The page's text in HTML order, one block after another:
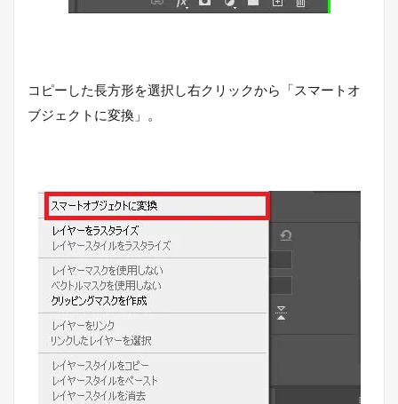
コピーした長方形を選択し右クリックから「スマートオ
ブジェクトに変換」。